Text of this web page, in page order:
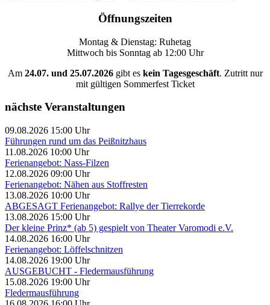
Öffnungszeiten
Montag & Dienstag: Ruhetag
Mittwoch bis Sonntag ab 12:00 Uhr
Am 24.07. und 25.07.2026gibt eskein Tagesgeschäft. Zutritt nur
mit gültigen Sommerfest Ticket
nächste Veranstaltungen
09.08.2026 15:00 Uhr
Führungen rund um das Peißnitzhaus
11.08.2026 10:00 Uhr
Ferienangebot: Nass-Filzen
12.08.2026 09:00 Uhr
Ferienangebot: Nähen aus Stoffresten
13.08.2026 10:00 Uhr
ABGESAGT Ferienangebot: Rallye der Tierrekorde
13.08.2026 15:00 Uhr
Der kleine Prinz* (ab 5) gespielt von Theater Varomodi e.V.
14.08.2026 16:00 Uhr
Ferienangebot: Löffelschnitzen
14.08.2026 19:00 Uhr
AUSGEBUCHT - Fledermausführung
15.08.2026 19:00 Uhr
Fledermausführung